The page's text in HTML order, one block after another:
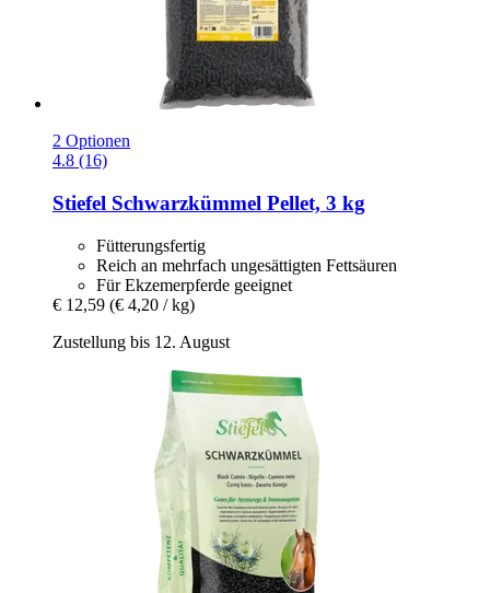
2 Optionen
4.8 (16)
Stiefel Schwarzkümmel Pellet, 3 kg
Fütterungsfertig
Reich an mehrfach ungesättigten Fettsäuren
Für Ekzemerpferde geeignet
€ 12,59 (€ 4,20 / kg)
Zustellung bis 12. August